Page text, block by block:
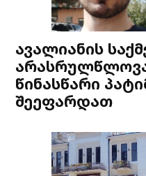
ავალიანის
წინასწარი
შეეფარდათ